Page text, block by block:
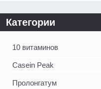
Категории
10 витаминов
Casein Peak
Пролонгатум